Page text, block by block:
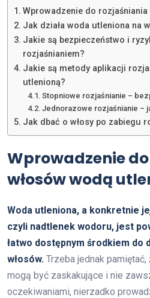
Wprowadzenie do
Jak działa woda utleniona na
Jakie są bezpieczeństwo i
rozjaśnianiem?
Jakie są metody aplikacji
utlenioną?
Stopniowe rozjaśnianie –
Jednorazowe rozjaśnianie –
Jak dbać o włosy po zabiegu
Wprowadzenie
włosów wodą
Woda utleniona, a konkretnie
czyli nadtlenek wodoru, jest
łatwo dostępnym środkiem do
włosów. Trzeba jednak
mogą być zaskakujące i nie
oczekiwaniami, nierzadko